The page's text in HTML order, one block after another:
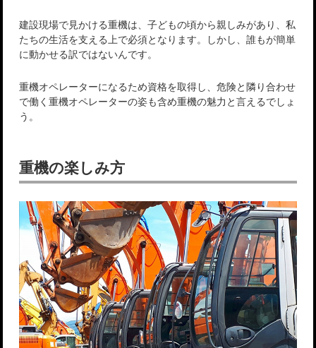
建設現場で見かける重機は、子どもの頃から親しみがあり、私
たちの生活を支える上で必須となります。しかし、誰もが簡単
に動かせる訳ではないんです。
重機オペレーターになるため資格を取得し、危険と隣り合わせ
で働く重機オペレーターの姿も含め重機の魅力と言えるでしょ
う。
重機の楽しみ方